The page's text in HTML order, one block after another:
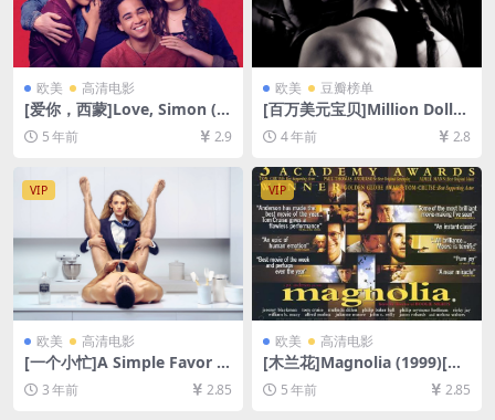
欧美 高清电影
[爱你，西蒙]Love, Simon (2
018)[百度网盘+迅雷云盘资源
1080P超清未删减][MP4/7.0G
B][中英字幕]
5 年前 2.9
欧美 豆瓣榜单
[百万美元宝贝]Million Dollar
Baby (2004)[百度网盘+迅雷
云盘资源1080P超清未删减]
[MP4/8.6GB][中英字幕]
4 年前 2.8
VIP
欧美 高清电影
[一个小忙]A Simple Favor (2
018)[百度网盘+夸克网盘1080
P超清未删减资源][网盘在线播
3 年前 2.85
VIP
欧美 高清电影
[木兰花]Magnolia (1999)[百
度网盘+迅雷云盘资源1080P
超清未删减][MP4/10GB][中
5 年前 2.85